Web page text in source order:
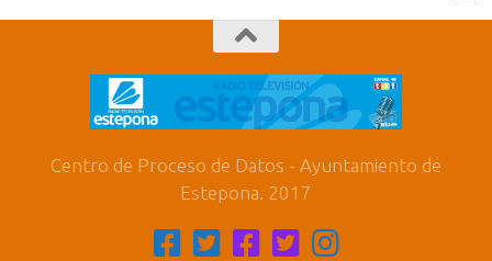
Centro de Proceso de Datos - Ayuntamiento de
Estepona. 2017